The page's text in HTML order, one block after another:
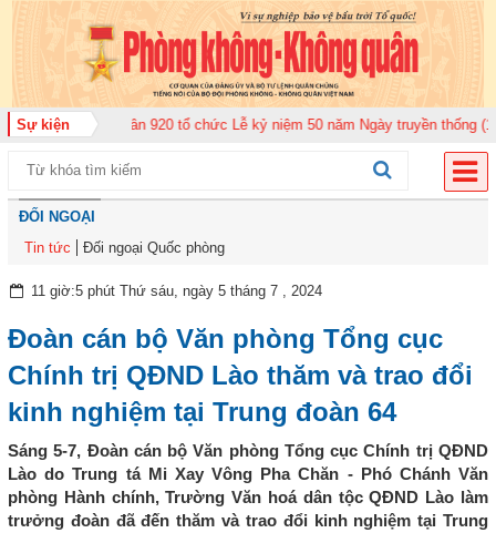
Sự kiện
Không quân 920 tổ chức Lễ kỷ niệm 50 năm Ngày truyền thống (12-11-
ĐỐI NGOẠI
Tin tức
Đối ngoại Quốc phòng
11 giờ:5 phút Thứ sáu, ngày 5 tháng 7 , 2024
Đoàn cán bộ Văn phòng Tổng cục
Chính trị QĐND Lào thăm và trao đổi
kinh nghiệm tại Trung đoàn 64
Sáng 5-7, Đoàn cán bộ Văn phòng Tổng cục Chính trị QĐND
Lào do Trung tá Mi Xay Vông Pha Chăn - Phó Chánh Văn
phòng Hành chính, Trường Văn hoá dân tộc QĐND Lào làm
trưởng đoàn đã đến thăm và trao đổi kinh nghiệm tại Trung